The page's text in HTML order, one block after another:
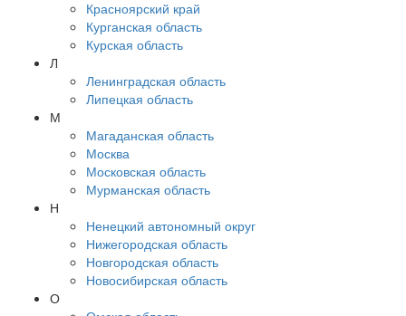
Красноярский край
Курганская область
Курская область
Л
Ленинградская область
Липецкая область
М
Магаданская область
Москва
Московская область
Мурманская область
Н
Ненецкий автономный округ
Нижегородская область
Новгородская область
Новосибирская область
О